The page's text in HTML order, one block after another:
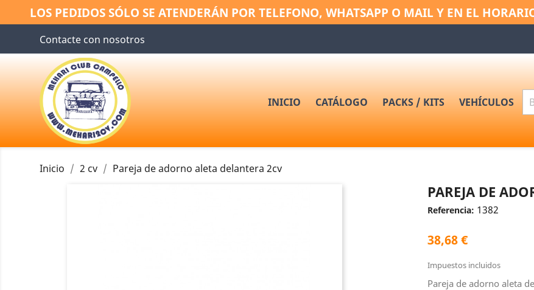
LOS PEDIDOS SÓLO SE ATENDERÁN POR TELEFONO, WHATSAPP O MAIL Y EN EL
Contacte con nosotros
INICIO CATÁLOGO PACKS / KITS VEHÍCULOS
Inicio 2 cv Pareja de adorno aleta delantera 2cv
PAREJA DE
Referencia: 1382
38,68 €
Impuestos incluidos
Pareja de adorno aleta